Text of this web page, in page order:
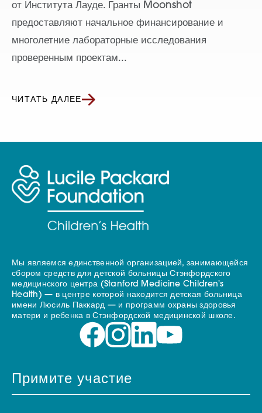
от Института Лауде. Гранты Moonshot
предоставляют начальное финансирование и
многолетние лабораторные исследования
проверенным проектам...
ЧИТАТЬ ДАЛЕЕ
Мы являемся единственной организацией, занимающейся
сбором средств для детской больницы Стэнфордского
медицинского центра (Stanford Medicine Children's
Health) — в центре которой находится детская больница
имени Люсиль Паккард — и программ охраны здоровья
матери и ребенка в Стэнфордской медицинской школе.
Примите участие